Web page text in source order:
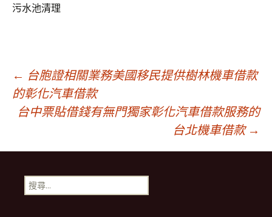
污水池清理
文
章
導
覽
← 台胞證相關業務美國移民提供樹林機車借款
的彰化汽車借款
台中票貼借錢有無門獨家彰化汽車借款服務的
台北機車借款 →
搜
尋